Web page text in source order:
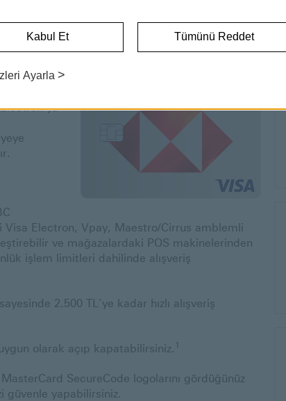
ya
Visa Electron, Vpay, Maestro/Cirrus amblemli
ve mağazalardaki POS makinelerinden
işlem limitleri dahilinde alışveriş
2.500 TL’ye kadar hızlı alışveriş
olarak açıp kapatabilirsiniz.
SecureCode logolarını gördüğünüz
güvenle yapabilirsiniz.
Kabul Et Tümünü Reddet
Ayarla >